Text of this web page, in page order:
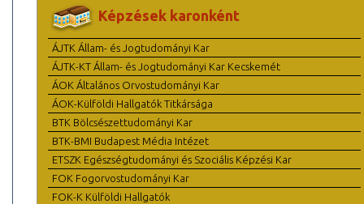
Képzések karonként
ÁJTK Állam- és Jogtudományi Kar
ÁJTK-KT Állam- és Jogtudományi Kar Kecskemét
ÁOK Általános Orvostudományi Kar
ÁOK-Külföldi Hallgatók Titkársága
BTK Bölcsészettudományi Kar
BTK-BMI Budapest Média Intézet
ETSZK Egészségtudományi és Szociális Képzési Kar
FOK Fogorvostudományi Kar
FOK-K Külföldi Hallgatók